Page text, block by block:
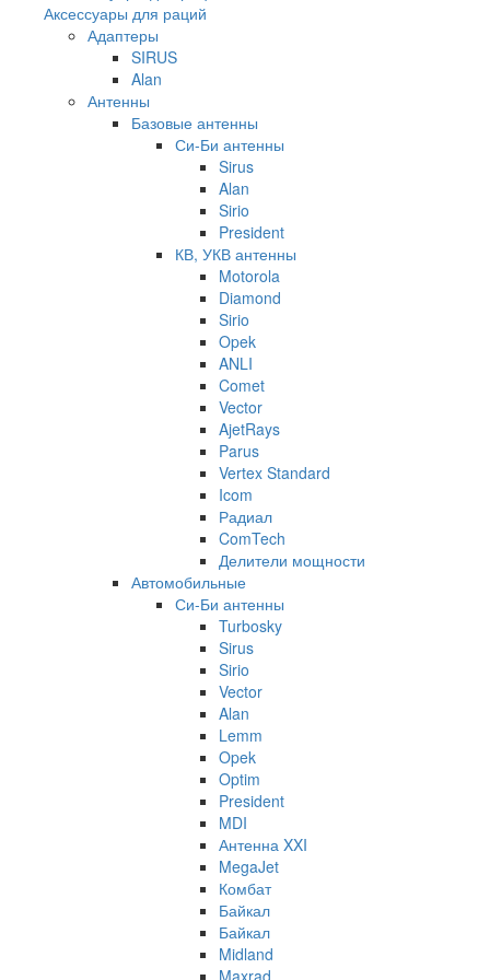
Аксессуары для раций
Адаптеры
SIRUS
Alan
Антенны
Базовые антенны
Си-Би антенны
Sirus
Alan
Sirio
President
КВ, УКВ антенны
Motorola
Diamond
Sirio
Opek
ANLI
Comet
Vector
AjetRays
Parus
Vertex Standard
Icom
Радиал
ComTech
Делители мощности
Автомобильные
Си-Би антенны
Turbosky
Sirus
Sirio
Vector
Alan
Lemm
Opek
Optim
President
MDI
Антенна XXI
MegaJet
Комбат
Байкал
Байкал
Midland
Maxrad